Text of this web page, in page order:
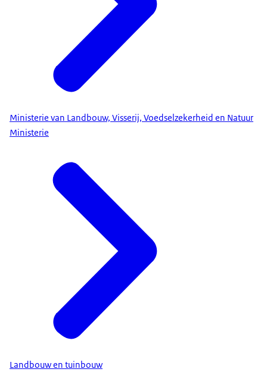
Ministerie van Landbouw, Visserij, Voedselzekerheid en Natuur
Ministerie
Landbouw en tuinbouw